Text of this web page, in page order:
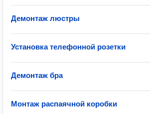
Демонтаж люстры
Установка телефонной розетки
Демонтаж бра
Монтаж распаячной коробки